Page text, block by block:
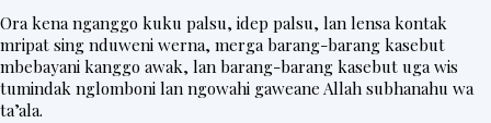
o
Ora kena nganggo kuku palsu, idep palsu, lan lensa kontak
mripat sing nduweni werna, merga barang-barang kasebut
mbebayani kanggo awak, lan barang-barang kasebut uga wis
tumindak nglomboni lan ngowahi gaweane Allah subhanahu wa
ta’ala.